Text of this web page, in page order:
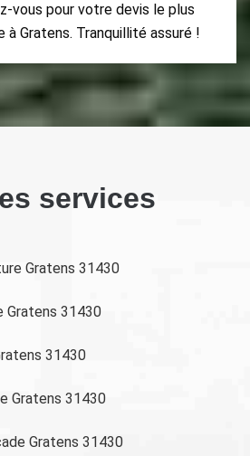
vous pour votre devis le plus
à Gratens. Tranquillité assuré !
services
Gratens 31430
Gratens 31430
31430
Gratens 31430
Gratens 31430